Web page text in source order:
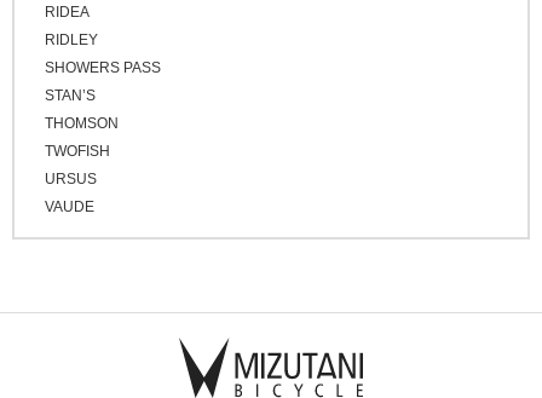
RIDEA
RIDLEY
SHOWERS PASS
STAN’S
THOMSON
TWOFISH
URSUS
VAUDE